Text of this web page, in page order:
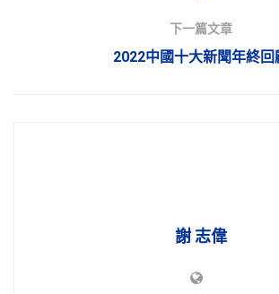
下一篇文章
2022中國十大新聞年終回
謝 志偉